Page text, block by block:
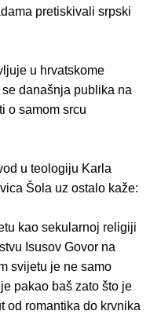
pretiskivali srpski
u hrvatskome
današnja publika na
o samom srcu
u teologiju Karla
Šola uz ostalo kaže:
kao sekularnoj religiji
Isusov Govor na
svijetu je ne samo
pakao baš zato što je
od romantika do krvnika